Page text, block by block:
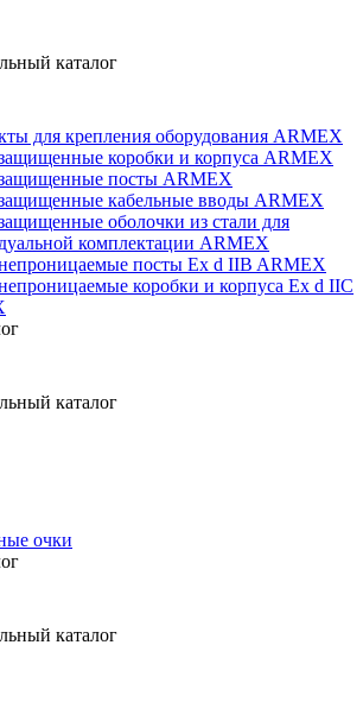
каталог
для крепления оборудования ARMEX
коробки и корпуса ARMEX
посты ARMEX
кабельные вводы ARMEX
оболочки из стали для
комплектации ARMEX
посты Ex d IIB ARMEX
коробки и корпуса Ex d IIС
каталог
очки
каталог